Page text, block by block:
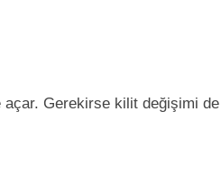
açar. Gerekirse kilit değişimi de